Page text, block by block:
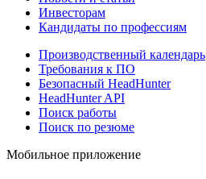
Инвесторам
Кандидаты по профессиям
Производственный календарь
Требования к ПО
Безопасный HeadHunter
HeadHunter API
Поиск работы
Поиск по резюме
Мобильное приложение